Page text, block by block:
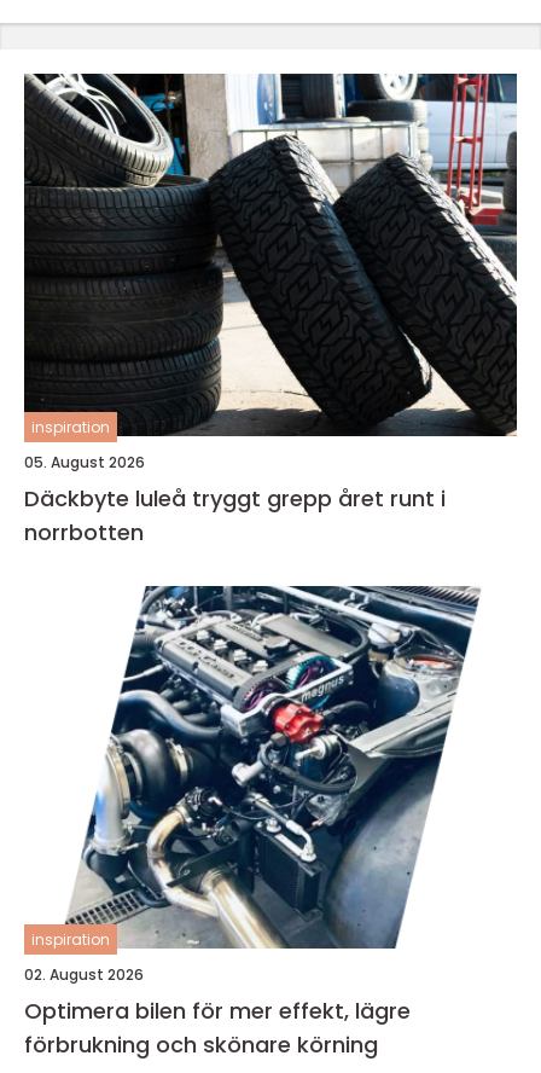
inspiration
05. August 2026
Däckbyte luleå tryggt grepp året runt i
norrbotten
inspiration
02. August 2026
Optimera bilen för mer effekt, lägre
förbrukning och skönare körning